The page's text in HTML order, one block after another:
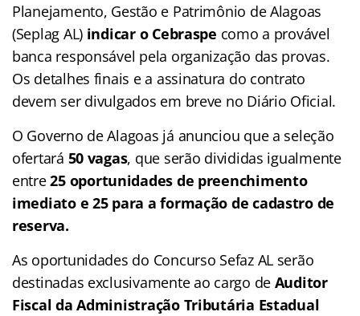
Planejamento, Gestão e Patrimônio de Alagoas
(Seplag AL) indicar o Cebraspe como a provável
banca responsável pela organização das provas.
Os detalhes finais e a assinatura do contrato
devem ser divulgados em breve no Diário Oficial.
O Governo de Alagoas já anunciou que a seleção
ofertará 50 vagas, que serão divididas igualmente
entre25 oportunidades de preenchimento
imediato e 25 para a formação de cadastro de
reserva.
As oportunidades do Concurso Sefaz AL serão
destinadas exclusivamente ao cargo de Auditor
Fiscal da Administração Tributária Estadual